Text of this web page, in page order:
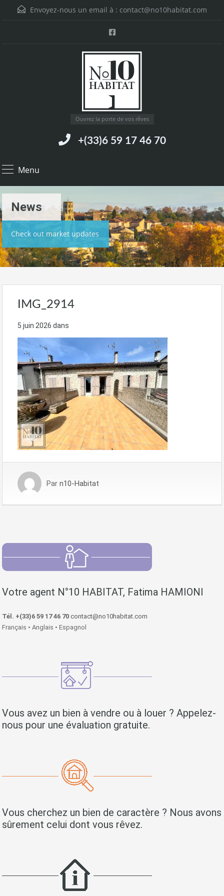
Envoyez-nous un email à : contact@no10habitat.com
Ouvrez la porte de vos rêves
+(33)6 59 17 46 70
Menu
News
Check out market updates
IMG_2914
5 juin 2026 dans
Par n10-Habitat
Votre agent N°10 HABITAT, Fatima HAMIONI
Tél. +(33)6 59 17 46 70 contact@no10habitat.com
Français • Anglais • Espagnol
Vous avez un bien à vendre ou à louer ? Appelez-
nous pour une évaluation gratuite.
Vous cherchez un bien de caractère ? Nous avons
sûrement celui dont vous rêvez.